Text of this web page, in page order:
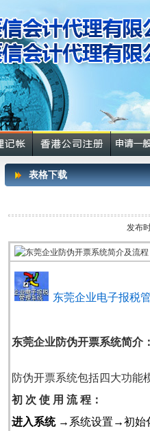
表格下载
发布
东莞企业电子报税
东莞企业防伪开票系统简介
防伪开票系统包括四大功能
初 次 使 用 流 程：
进入系统 → 系统设置→初始